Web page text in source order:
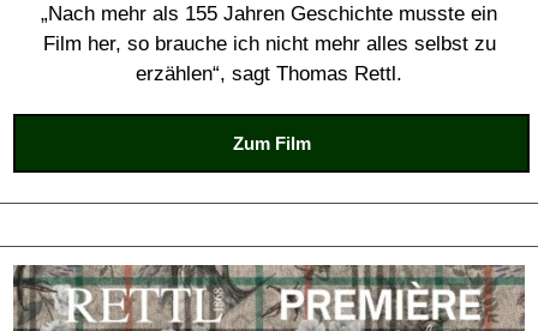
„Nach mehr als 155 Jahren Geschichte musste ein
Film her, so brauche ich nicht mehr alles selbst zu
erzählen“, sagt Thomas Rettl.
Zum Film